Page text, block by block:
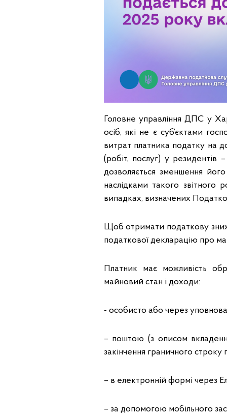
Головне управління ДПС у
осіб, які не є суб’єктами
витрат платника податку на
(робіт, послуг) у резидентів
дозволяється зменшення
наслідками такого звітного
випадках, визначених
Щоб отримати податкову
податкової декларацію про
Платник має можливість
майновий стан і доходи:
- особисто або через
– поштою (з описом
закінчення граничного строку
– в електронній формі через
– за допомогою мобільного